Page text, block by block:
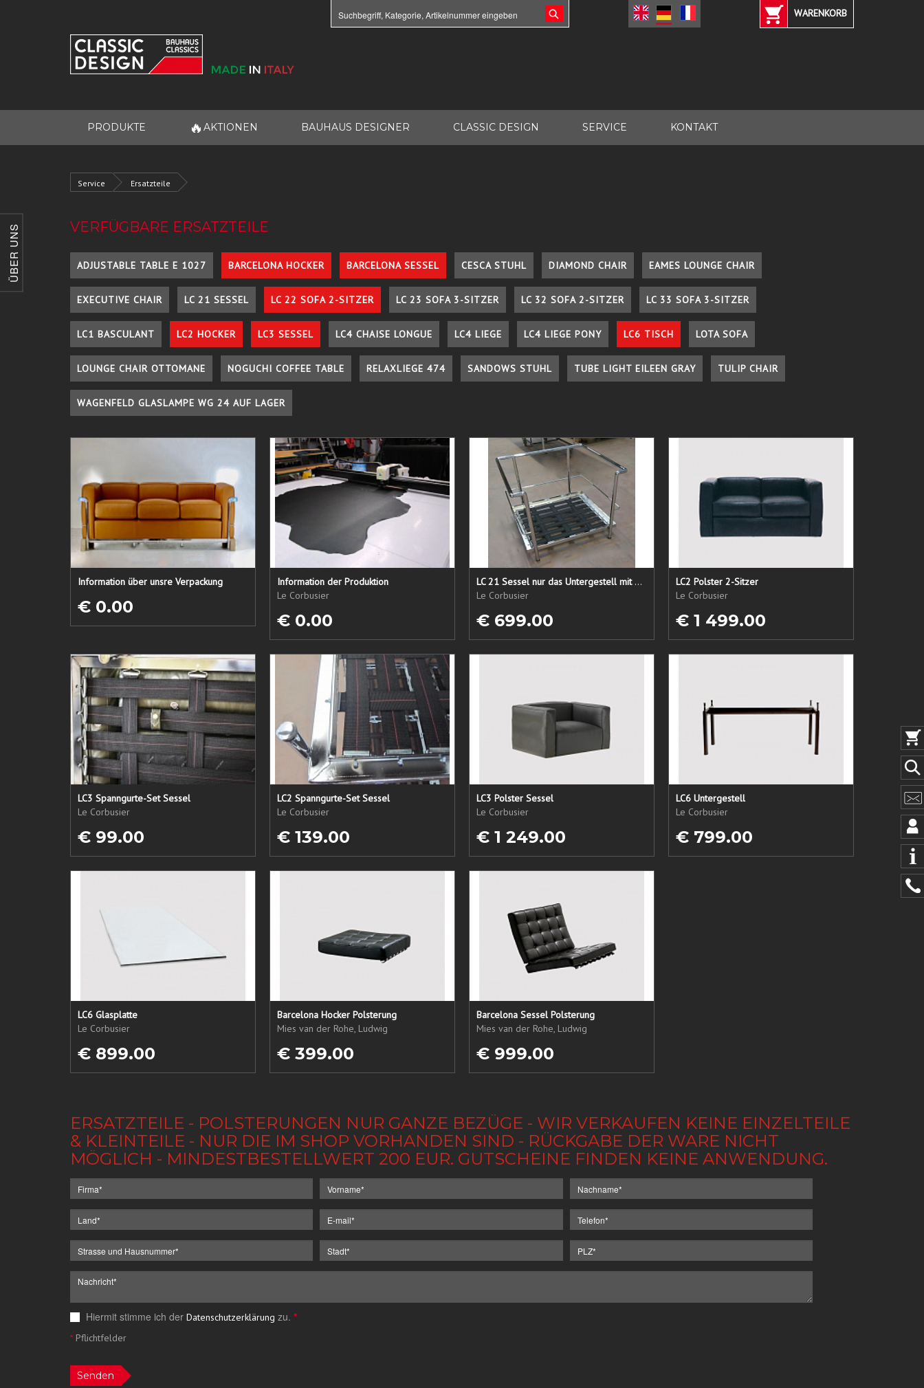
ÜBER UNS
WARENKORB
PRODUKTE 🔥 AKTIONEN BAUHAUS DESIGNER CLASSIC DESIGN SERVICE KONTAKT
Service Ersatzteile
VERFÜGBARE ERSATZTEILE
ADJUSTABLE TABLE E 1027 BARCELONA HOCKER BARCELONA SESSEL CESCA STUHL DIAMOND CHAIR EAMES LOUNGE CHAIR
EXECUTIVE CHAIR LC 21 SESSEL LC 22 SOFA 2-SITZER LC 23 SOFA 3-SITZER LC 32 SOFA 2-SITZER LC 33 SOFA 3-SITZER
LC1 BASCULANT LC2 HOCKER LC3 SESSEL LC4 CHAISE LONGUE LC4 LIEGE LC4 LIEGE PONY LC6 TISCH LOTA SOFA
LOUNGE CHAIR OTTOMANE NOGUCHI COFFEE TABLE RELAXLIEGE 474 SANDOWS STUHL TUBE LIGHT EILEEN GRAY TULIP CHAIR
WAGENFELD GLASLAMPE WG 24 AUF LAGER
Information über unsre Verpackung
€ 0.00
Information der Produktion
Le Corbusier
€ 0.00
LC 21 Sessel nur das Untergestell mit elastischen Straps
Le Corbusier
€ 699.00
LC2 Polster 2-Sitzer
Le Corbusier
€ 1 499.00
LC3 Spanngurte-Set Sessel
Le Corbusier
€ 99.00
LC2 Spanngurte-Set Sessel
Le Corbusier
€ 139.00
LC3 Polster Sessel
Le Corbusier
€ 1 249.00
LC6 Untergestell
Le Corbusier
€ 799.00
LC6 Glasplatte
Le Corbusier
€ 899.00
Barcelona Hocker Polsterung
Mies van der Rohe, Ludwig
€ 399.00
Barcelona Sessel Polsterung
Mies van der Rohe, Ludwig
€ 999.00
ERSATZTEILE - POLSTERUNGEN NUR GANZE BEZÜGE - WIR VERKAUFEN KEINE EINZELTEILE
& KLEINTEILE - NUR DIE IM SHOP VORHANDEN SIND - RÜCKGABE DER WARE NICHT
MÖGLICH - MINDESTBESTELLWERT 200 EUR. GUTSCHEINE FINDEN KEINE ANWENDUNG.
Hiermit stimme ich der Datenschutzerklärung zu. *
*Pflichtfelder
Senden